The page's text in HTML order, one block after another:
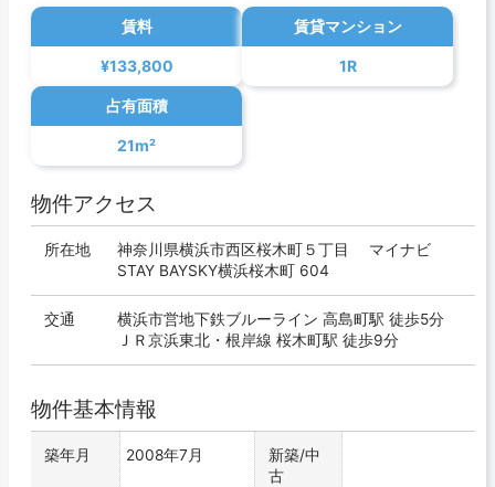
賃料
¥133,800
賃貸マンション
1R
占有面積
21m²
物件アクセス
所在地
神奈川県横浜市西区桜木町５丁目 マイナビ
STAY BAYSKY横浜桜木町 604
交通
横浜市営地下鉄ブルーライン 高島町駅 徒歩5分
ＪＲ京浜東北・根岸線 桜木町駅 徒歩9分
物件基本情報
築年月 2008年7月
新築/中
古